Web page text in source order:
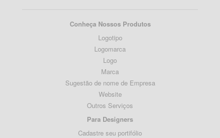
Conheça Nossos Produtos
Logotipo
Logomarca
Logo
Marca
Sugestão de nome de Empresa
Website
Outros Serviços
Para Designers
Cadastre seu portifólio